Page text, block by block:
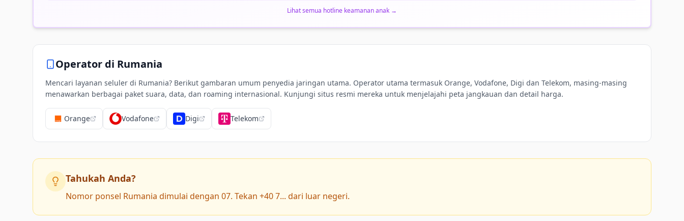
Lihat semua hotline keamanan anak →
Operator di Rumania
Mencari layanan seluler di Rumania? Berikut gambaran umum penyedia jaringan utama. Operator utama termasuk Orange, Vodafone, Digi dan Telekom, masing-masing
menawarkan berbagai paket suara, data, dan roaming internasional. Kunjungi situs resmi mereka untuk menjelajahi peta jangkauan dan detail harga.
Orange Vodafone Digi Telekom
Tahukah Anda?
Nomor ponsel Rumania dimulai dengan 07. Tekan +40 7... dari luar negeri.